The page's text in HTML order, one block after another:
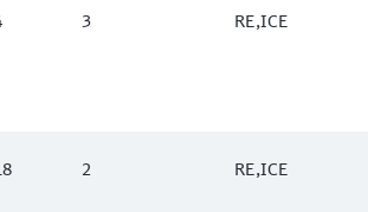
3 RE,ICE
2 RE,ICE